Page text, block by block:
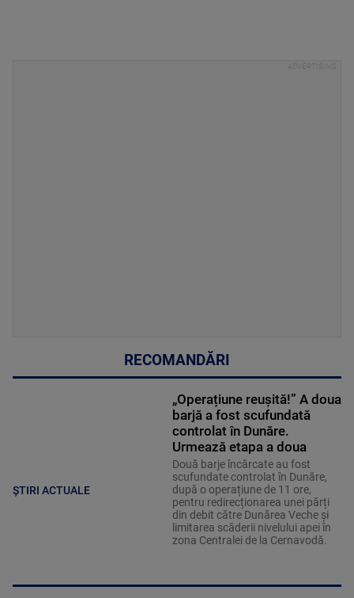
RECOMANDĂRI
ȘTIRI ACTUALE
„Operațiune reușită!” A doua
barjă a fost scufundată
controlat în Dunăre.
Urmează etapa a doua
Două barje încărcate au fost
scufundate controlat în Dunăre,
după o operațiune de 11 ore,
pentru redirecționarea unei părți
din debit către Dunărea Veche și
limitarea scăderii nivelului apei în
zona Centralei de la Cernavodă.